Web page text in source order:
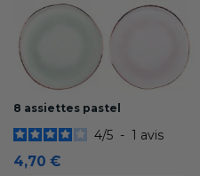
8 assiettes pastel
4/5 - 1 avis
4,70 €